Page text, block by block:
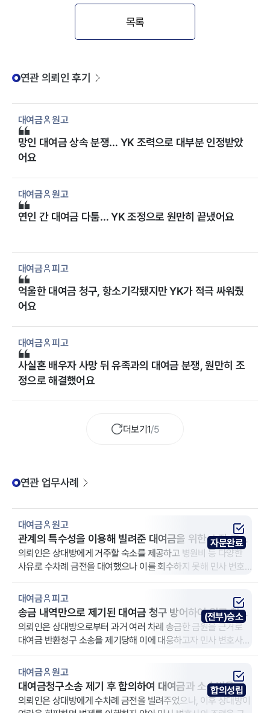
목록
연관 의뢰인 후기
대여금 원고
망인 대여금 상속 분쟁… YK 조력으로 대부분 인정받았
어요
대여금 원고
연인 간 대여금 다툼… YK 조정으로 원만히 끝냈어요
대여금 피고
억울한 대여금 청구, 항소기각됐지만 YK가 적극 싸워줬
어요
대여금 피고
사실혼 배우자 사망 뒤 유족과의 대여금 분쟁, 원만히 조
정으로 해결했어요
더보기1/5
연관 업무사례
대여금 원고
관계의 특수성을 이용해 빌려준 대여금을 위한 소장 조력
사례
의뢰인은 상대방에게 거주할 숙소를 제공하고 병원비 등 다양한
사유로 수차례 금전을 대여했으나 이를 회수하지 못해 민사 변호
사의 조력을 구했습니다. 법무법인 YK 군산 분사무소는 원고 신분
의 의뢰인을 대리했습니다.
자문완료
대여금 피고
송금 내역만으로 제기된 대여금 청구 방어하여 원고 청구
전부 기각된 사례
의뢰인은 상대방으로부터 과거 여러 차례 송금한 금원을 근거로
대여금 반환청구 소송을 제기당해 이에 대응하고자 민사 변호사의
조력을 구하셨습니다. 법무법인 YK 군산 분사무소는 피고 신분인
의뢰인을 대리했습니다.
(전부)승소
대여금 원고
대여금청구소송 제기 후 합의하여 대여금과 소송비용까
지 회수한 사례
의뢰인은 상대방에게 수차례 금전을 빌려주었으나, 이후 상대방이
합의성립